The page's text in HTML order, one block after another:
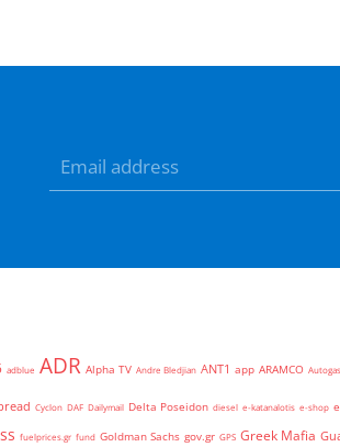
adblue ADR Alpha TV Andre Bledjian ANT1 app ARAMCO Autogas
Cyclon DAF Dailymail Delta Poseidon diesel e-katanalotis e-shop
fuelprices.gr fund Goldman Sachs gov.gr GPS Greek Mafia